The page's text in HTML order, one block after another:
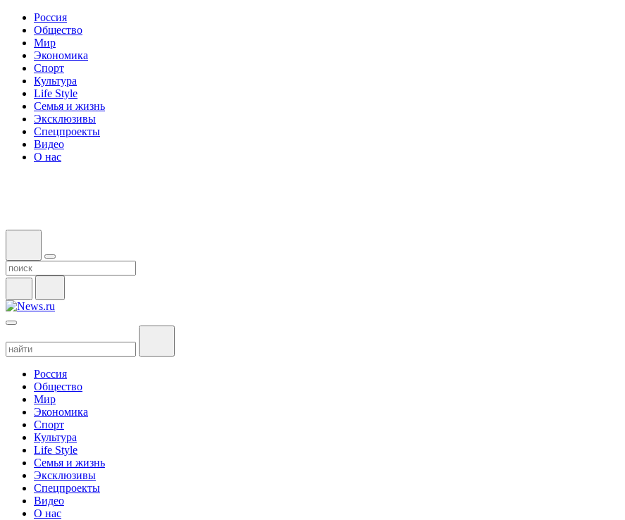
Россия
Общество
Мир
Экономика
Спорт
Культура
Life Style
Семья и жизнь
Эксклюзивы
Спецпроекты
Видео
О нас
Россия
Общество
Мир
Экономика
Спорт
Культура
Life Style
Семья и жизнь
Эксклюзивы
Спецпроекты
Видео
О нас